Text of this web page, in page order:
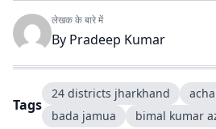
लेखक के बारे में
By Pradeep Kumar
Tags
24 districts jharkhand
bada jamua
bimal kumar